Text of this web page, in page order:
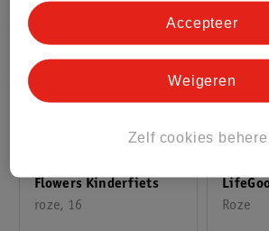
Flowers Kinderfiets
roze, 16
Roze
Zelf cookies
Weigeren
Accepteer